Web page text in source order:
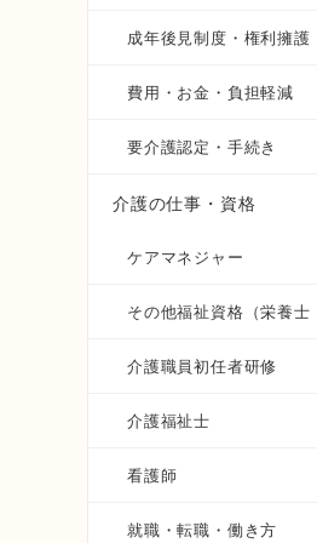
成年後見制度・権利擁護
費用・お金・負担軽減
要介護認定・手続き
介護の仕事・資格
ケアマネジャー
その他福祉資格（栄養士
介護職員初任者研修
介護福祉士
看護師
就職・転職・働き方